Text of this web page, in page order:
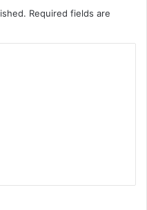
Required fields are